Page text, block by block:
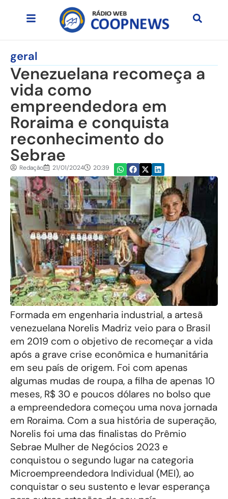
geral
Venezuelana recomeça a
vida como
empreendedora em
Roraima e conquista
reconhecimento do
Sebrae
Redação 21/01/2024 20:39
Formada em engenharia industrial, a artesã
venezuelana Norelis Madriz veio para o Brasil
em 2019 com o objetivo de recomeçar a vida
após a grave crise econômica e humanitária
em seu país de origem. Foi com apenas
algumas mudas de roupa, a filha de apenas 10
meses, R$ 30 e poucos dólares no bolso que
a empreendedora começou uma nova jornada
em Roraima. Com a sua história de superação,
Norelis foi uma das finalistas do Prêmio
Sebrae Mulher de Negócios 2023 e
conquistou o segundo lugar na categoria
Microempreendedora Individual (MEI), ao
conquistar o seu sustento e levar esperança